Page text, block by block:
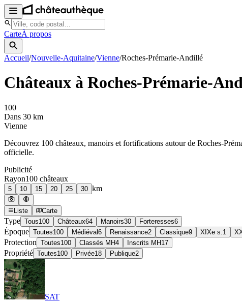
CarteÀ propos
Accueil/Nouvelle-Aquitaine/Vienne/Roches-Prémarie-Andillé
Châteaux à Roches-Prémarie-
100
Dans 30 km
Vienne
Découvrez 100 châteaux, manoirs et fortifications autour de Roches-
officielle.
Publicité
Rayon100 châteaux
5 10 15 20 25 30 km
Liste Carte
Type Tous100 Châteaux64 Manoirs30 Forteresses6
Époque Toutes100 Médiéval 6 Renaissance2 Classique9 XIXe s. 1
Protection Toutes100 Classés MH4 Inscrits MH17
Propriété Toutes100 Privée18 Publique2
SAT